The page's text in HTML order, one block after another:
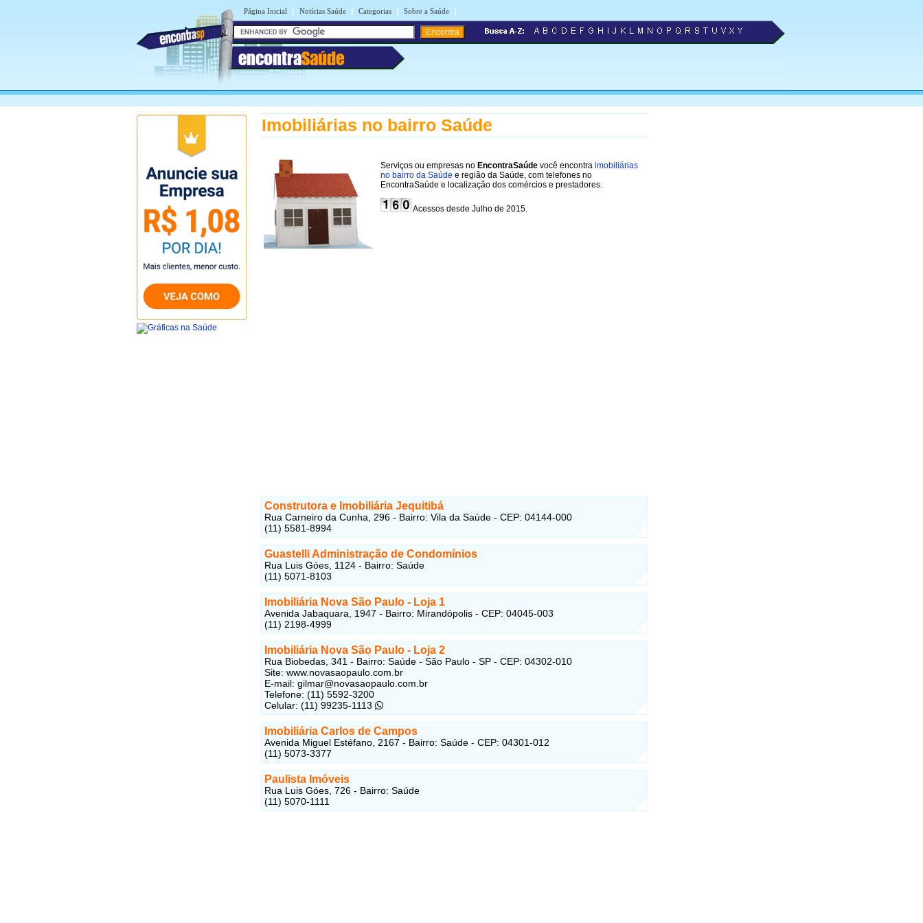
Página Inicial | Notícias Saúde | Categorias | Sobre a Saúde |
encontraSaúde
Imobiliárias no bairro Saúde
Serviços ou empresas no EncontraSaúde você encontra imobiliárias
no bairro da Saúde e região da Saúde, com telefones no
EncontraSaúde e localização dos comércios e prestadores.
Acessos desde Julho de 2015.
Construtora e Imobiliária Jequitibá
Rua Carneiro da Cunha, 296 - Bairro: Vila da Saúde - CEP: 04144-000
(11) 5581-8994
Guastelli Administração de Condomínios
Rua Luis Góes, 1124 - Bairro: Saúde
(11) 5071-8103
Imobiliária Nova São Paulo - Loja 1
Avenida Jabaquara, 1947 - Bairro: Mirandópolis - CEP: 04045-003
(11) 2198-4999
Imobiliária Nova São Paulo - Loja 2
Rua Biobedas, 341 - Bairro: Saúde - São Paulo - SP - CEP: 04302-010
Site: www.novasaopaulo.com.br
E-mail: gilmar@novasaopaulo.com.br
Telefone: (11) 5592-3200
Celular: (11) 99235-1113
Imobiliária Carlos de Campos
Avenida Miguel Estéfano, 2167 - Bairro: Saúde - CEP: 04301-012
(11) 5073-3377
Paulista Imóveis
Rua Luis Góes, 726 - Bairro: Saúde
(11) 5070-1111